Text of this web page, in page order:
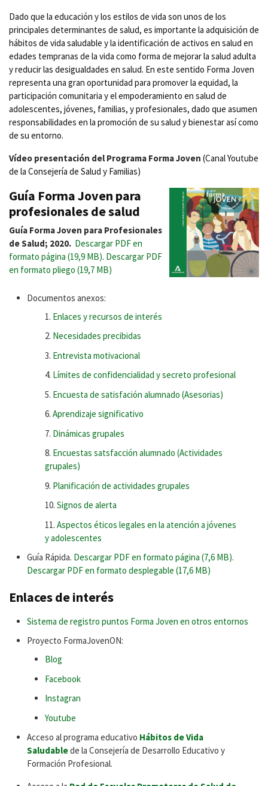
Dado que la educación y los estilos de vida son unos de los
principales determinantes de salud, es importante la adquisición de
hábitos de vida saludable y la identificación de activos en salud en
edades tempranas de la vida como forma de mejorar la salud adulta
y reducir las desigualdades en salud. En este sentido Forma Joven
representa una gran oportunidad para promover la equidad, la
participación comunitaria y el empoderamiento en salud de
adolescentes, jóvenes, familias, y profesionales, dado que asumen
responsabilidades en la promoción de su salud y bienestar así como
de su entorno.
Vídeo presentación del Programa Forma Joven (Canal Youtube
de la Consejería de Salud y Familias)
Guía Forma Joven para
profesionales de salud
Guía Forma Joven para Profesionales
de Salud; 2020. Descargar PDF en
formato página (19,9 MB). Descargar PDF
en formato pliego (19,7 MB)
Documentos anexos:
Enlaces y recursos de interés
Necesidades precibidas
Entrevista motivacional
Límites de confidencialidad y secreto profesional
Encuesta de satisfación alumnado (Asesorias)
Aprendizaje significativo
Dinámicas grupales
Encuestas satsfacción alumnado (Actividades
grupales)
Planificación de actividades grupales
Signos de alerta
Aspectos éticos legales en la atención a jóvenes
y adolescentes
Guía Rápida. Descargar PDF en formato página (7,6 MB).
Descargar PDF en formato desplegable (17,6 MB)
Enlaces de interés
Sistema de registro puntos Forma Joven en otros entornos
Proyecto FormaJovenON:
Blog
Facebook
Instagran
Youtube
Acceso al programa educativo Hábitos de Vida
Saludablede la Consejería de Desarrollo Educativo y
Formación Profesional.